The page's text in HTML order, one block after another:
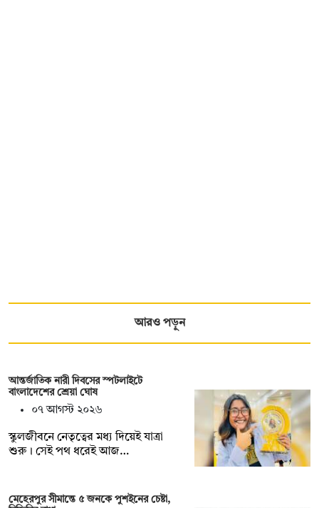
আরও পড়ুন
আন্তর্জাতিক নারী দিবসের স্পটলাইটে
বাংলাদেশের শ্রেয়া ঘোষ
০৭ আগস্ট ২০২৬
স্কুলজীবনে নেতৃত্বের মধ্য দিয়েই যাত্রা
শুরু। সেই পথ ধরেই আজ…
মেহেরপুর সীমান্তে ৫ জনকে পুশইনের চেষ্টা,